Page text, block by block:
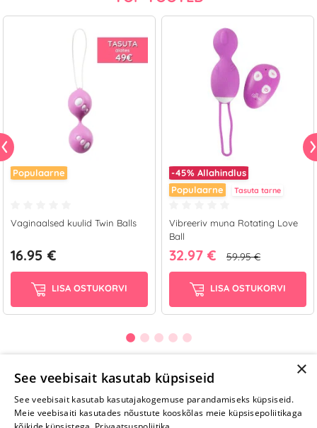
Populaarne
Vaginaalsed kuulid Twin Balls
16.95 €
LISA OSTUKORVI
-45% Allahindlus
Populaarne
Tasuta tarne
Vibreeriv muna Rotating Love
Ball
32.97 € 59.95 €
LISA OSTUKORVI
Selle toote saab tellida ka helistades:
+372 668 3282
×
See veebisait kasutab küpsiseid
See veebisait kasutab kasutajakogemuse parandamiseks küpsiseid.
Meie veebisaiti kasutades nõustute kooskõlas meie küpsisepoliitikaga